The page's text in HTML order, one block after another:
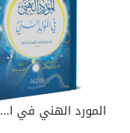
المورد الهني في ا...